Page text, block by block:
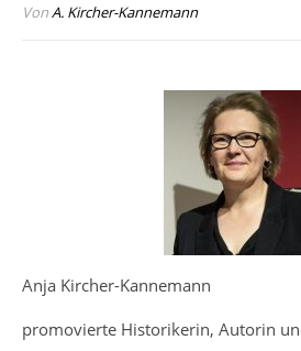
VonA. Kircher-Kannemann
Anja Kircher-Kannemann
promovierte Historikerin, Autorin